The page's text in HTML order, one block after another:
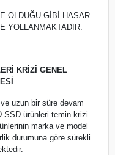
OLDUĞU GİBİ HASAR
YOLLANMAKTADIR.
KRİZİ GENEL
uzun bir süre devam
SSD ürünleri temin krizi
marka ve model
durumuna göre sürekli